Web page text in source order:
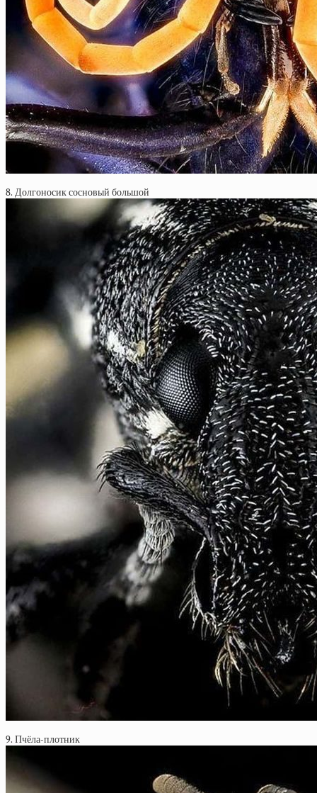
8. Долгоносик сосновый большой
9. Пчёла-плотник